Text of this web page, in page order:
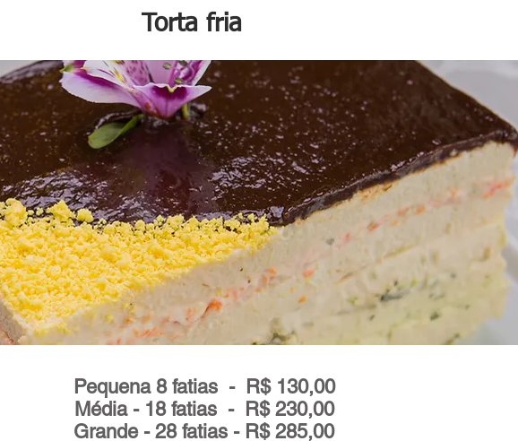
Pão Preto
com pepinos​
com pepinos​
defumado, pepino, maionese, salsa e ovo.
Torta fria
Pequena 8 fatias - R$ 130,00
Média - 18 fatias - R$ 230,00
Grande - 28 fatias - R$ 285,00